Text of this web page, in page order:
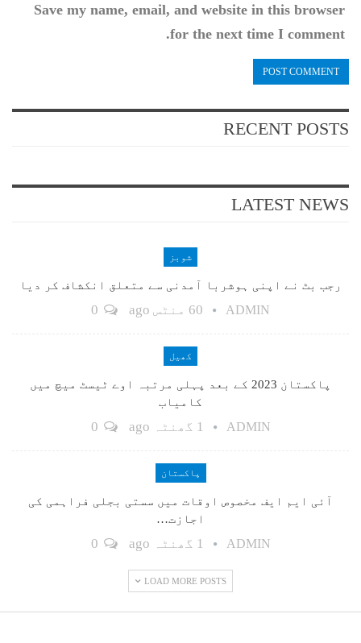
Save my name, email, and website in this browser
for the next time I comment.
RECENT POSTS
LATEST NEWS
شوبز
رجب بٹ نے اپنی ہوشربا آمدنی سے متعلق انکشاف کر دیا
ADMIN 60 منٹس ago
کھیل
پاکستان 2023 کے بعد پہلی مرتبہ اوے ٹیسٹ میچ میں
کامیاب
ADMIN 1 گھنٹہ ago
پاکستان
آئی ایم ایف مخصوص اوقات میں سستی بجلی فراہمی کی
اجازت…
ADMIN 1 گھنٹہ ago
LOAD MORE POSTS